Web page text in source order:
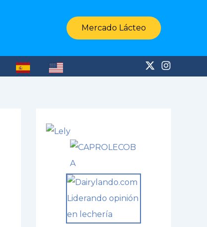
Mercado Lácteo